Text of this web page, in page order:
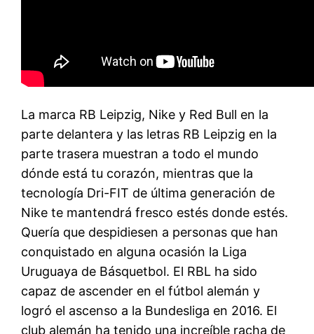
La marca RB Leipzig, Nike y Red Bull en la
parte delantera y las letras RB Leipzig en la
parte trasera muestran a todo el mundo
dónde está tu corazón, mientras que la
tecnología Dri-FIT de última generación de
Nike te mantendrá fresco estés donde estés.
Quería que despidiesen a personas que han
conquistado en alguna ocasión la Liga
Uruguaya de Básquetbol. El RBL ha sido
capaz de ascender en el fútbol alemán y
logró el ascenso a la Bundesliga en 2016. El
club alemán ha tenido una increíble racha de